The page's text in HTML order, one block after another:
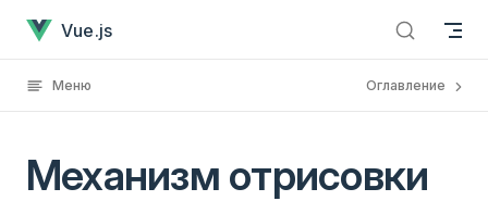
Перейти к содержанию
Vue.js
Меню Оглавление
Механизм отрисовки